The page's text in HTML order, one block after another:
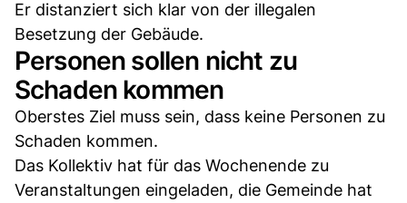
Er distanziert sich klar von der illegalen
Besetzung der Gebäude.
Personen sollen nicht zu
Schaden kommen
Oberstes Ziel muss sein, dass keine Personen zu
Schaden kommen.
Das Kollektiv hat für das Wochenende zu
Veranstaltungen eingeladen, die Gemeinde hat